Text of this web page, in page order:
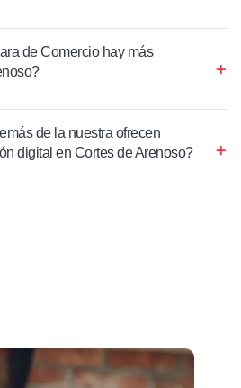
de Comercio hay más
de la nuestra ofrecen
digital en Cortes de Arenoso?